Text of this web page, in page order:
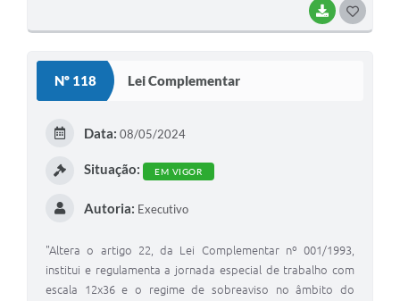
BAIXAR
Nº 118 Lei Complementar
Data: 08/05/2024
Situação: EM VIGOR
Autoria: Executivo
"Altera o artigo 22, da Lei Complementar nº 001/1993,
institui e regulamenta a jornada especial de trabalho com
escala 12x36 e o regime de sobreaviso no âmbito do